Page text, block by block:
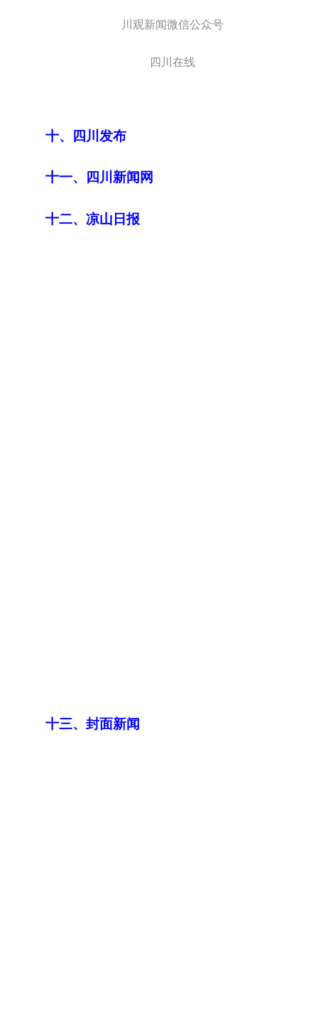
川观新闻微信公众号
四川在线
十、四川发布
十一、四川新闻网
十二、凉山日报
十三、封面新闻